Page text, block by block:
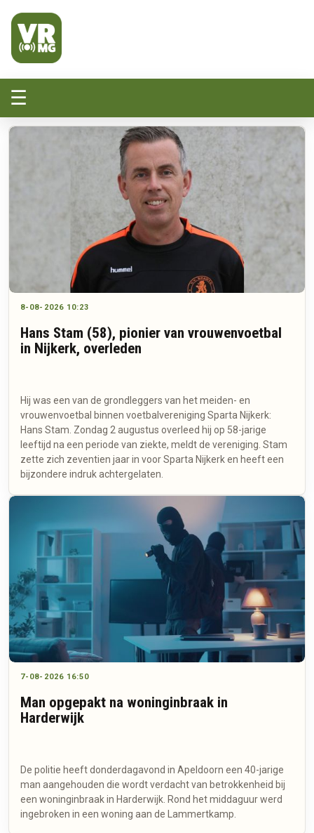
☰
8-08-2026 10:23
Hans Stam (58), pionier van vrouwenvoetbal
in Nijkerk, overleden
Hij was een van de grondleggers van het meiden- en
vrouwenvoetbal binnen voetbalvereniging Sparta Nijkerk:
Hans Stam. Zondag 2 augustus overleed hij op 58-jarige
leeftijd na een periode van ziekte, meldt de vereniging. Stam
zette zich zeventien jaar in voor Sparta Nijkerk en heeft een
bijzondere indruk achtergelaten.
7-08-2026 16:50
Man opgepakt na woninginbraak in
Harderwijk
De politie heeft donderdagavond in Apeldoorn een 40-jarige
man aangehouden die wordt verdacht van betrokkenheid bij
een woninginbraak in Harderwijk. Rond het middaguur werd
ingebroken in een woning aan de Lammertkamp.